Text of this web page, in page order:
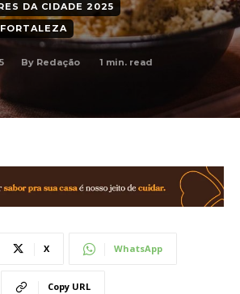
DA CIDADE 2025
By Redação 1 min. read
X WhatsApp
Copy URL